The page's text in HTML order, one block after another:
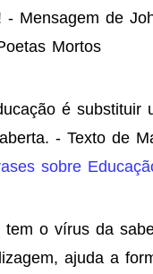
- Mensagem de
Mortos
é substituir
- Texto de
sobre
tem o vírus da
ajuda a